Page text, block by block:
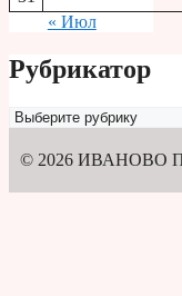
« Июл
Рубрикатор
Рубрикатор
© 2026 ИВАНОВО